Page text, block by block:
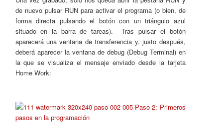
de nuevo pulsar RUN para activar el programa (o bien, de
forma directa pulsando el botón con un triángulo azul
situado en la barra de tareas). Tras pulsar el botón
aparecerá una ventana de transferencia y, justo después,
deberá aparecer la ventana de debug (Debug Terminal) en
la que se visualiza el mensaje enviado desde la tarjeta
Home Work: